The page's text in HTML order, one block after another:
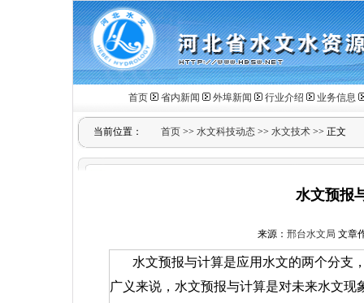
首页 省内新闻 外埠新闻 行业介绍 业务信息
当前位置： 首页 >> 水文科技动态 >> 水文技术 >> 正文
水文预报
来源： 邢台水文局 文章
水文预报与计算是应用水文的两个分支
广义来说，水文预报与计算是对未来水文